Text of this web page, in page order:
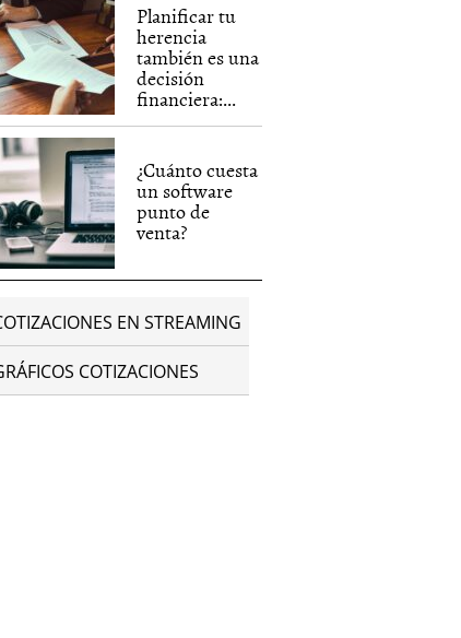
Planificar tu
herencia
también es una
decisión
financiera:...
¿Cuánto cuesta
un software
punto de
venta?
EN STREAMING
COTIZACIONES